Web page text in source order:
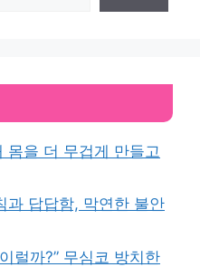
몸을 더 무겁게 만들고
과 답답함, 막연한 불안
럴까?” 무심코 방치한